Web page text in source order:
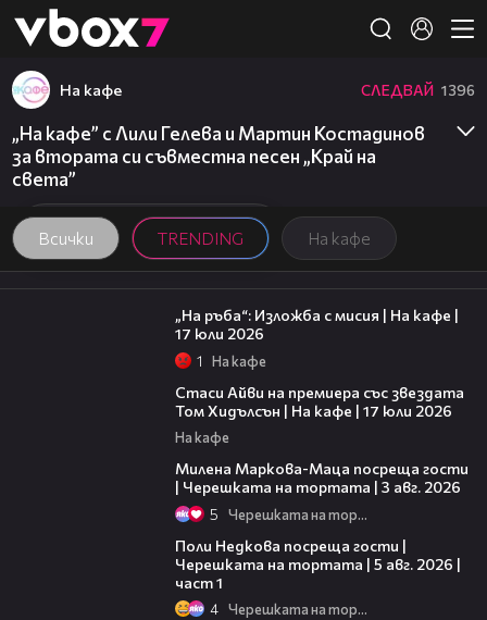
👾
Всички TRENDING На кафе
На кафе СЛЕДВАЙ 1396
„На кафе” с Лили Гелева и Мартин Костадинов
за втората си съвместна песен „Край на
света”
09:09
„На ръба“: Изложба с мисия | На кафе |
17 юли 2026
1 На кафе
Стаси Айви на премиера със звездата
Том Хидълсън | На кафе | 17 юли 2026
На кафе
Милена Маркова-Маца посреща гости
| Черешката на тортата | 3 авг. 2026
5 Черешката на тортата
Поли Недкова посреща гости |
Черешката на тортата | 5 авг. 2026 |
част 1
4 Черешката на тортата